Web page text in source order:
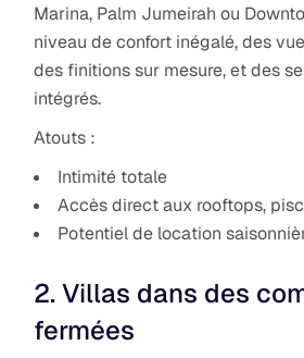
Marina, Palm Jumeirah ou
niveau de confort inégalé, des
des finitions sur mesure, et des
intégrés.
Atouts :
Intimité totale
Accès direct aux rooftops,
Potentiel de location
2. Villas dans des
fermées